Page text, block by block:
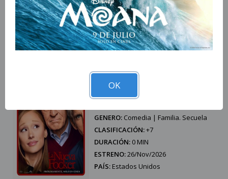
Distopía
CLASIFICACIÓN:+12
DURACIÓN:0 MIN
ESTRENO:19/Nov/2026
GENERO: Comedia | Familia. Secuela
CLASIFICACIÓN:+7
DURACIÓN: 0 MIN
ESTRENO:26/Nov/2026
PAÍS: Estados Unidos
OK